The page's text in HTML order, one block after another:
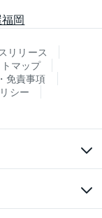
福岡
リリース
マップ
免責事項
シー